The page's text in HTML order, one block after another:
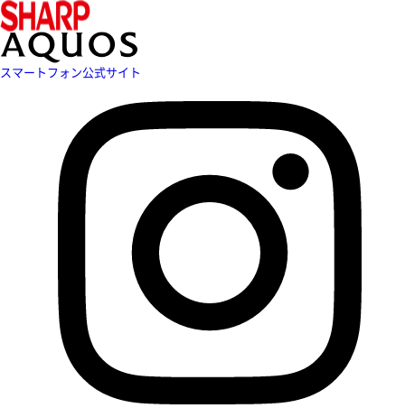
スマートフォン公式サイト